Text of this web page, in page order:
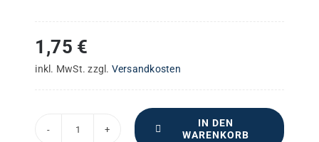
1,75 €
inkl. MwSt. zzgl. Versandkosten
IN DEN
WARENKORB